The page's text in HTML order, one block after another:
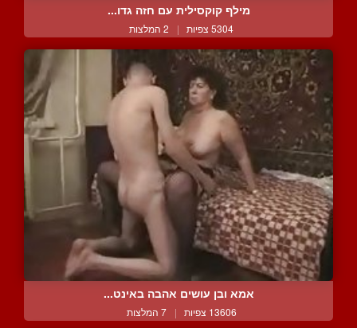
מילף קוקסילית עם חזה גדו...
5304 צפיות | 2 המלצות
אמא ובן עושים אהבה באינט...
13606 צפיות | 7 המלצות